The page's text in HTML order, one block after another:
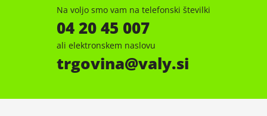
Na voljo smo vam na telefonski številki
04 20 45 007
ali elektronskem naslovu
trgovina valy.si